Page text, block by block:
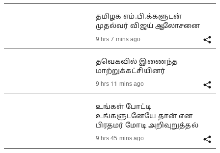
தமிழக எம்.பி.க்களுடன்
முதல்வர் விஜய் ஆலோசனை
9 hrs 7 mins ago
தவெகவில் இணைந்த
மாற்றுக்கட்சியினர்
9 hrs 11 mins ago
உங்கள் போட்டி
உங்களுடனேயே தான் என
பிரதமர் மோடி அறிவுறுத்தல்
9 hrs 45 mins ago